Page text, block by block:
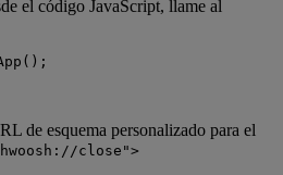
el código JavaScript, llame al
de esquema personalizado para el
close">